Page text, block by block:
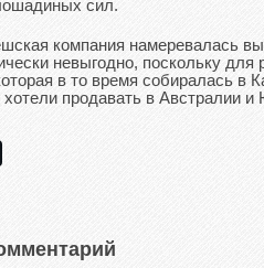
сил.
компания намеревалась
невыгодно, поскольку
в то время собиралась в
продавать в Австралии